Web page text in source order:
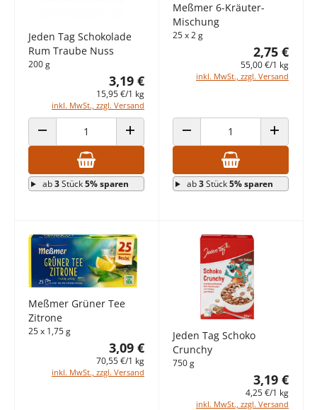
Jeden Tag Schokolade
Rum Traube Nuss
200 g
3,19 €
15,95 €/1 kg
inkl. MwSt., zzgl. Versand
ANZAHL VERRINGERN ANZAHL ERHÖHEN
ab3Stück5% sparen
Meßmer 6-Kräuter-
Mischung
25 x 2 g
2,75 €
55,00 €/1 kg
inkl. MwSt., zzgl. Versand
ANZAHL VERRINGERN ANZAHL
ab3Stück5% sparen
Meßmer Grüner Tee
Zitrone
25 x 1,75 g
3,09 €
70,55 €/1 kg
inkl. MwSt., zzgl. Versand
Jeden Tag Schoko
Crunchy
750 g
3,19 €
4,25 €/1 kg
inkl. MwSt., zzgl. Versand